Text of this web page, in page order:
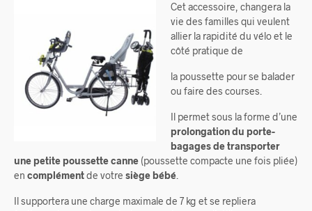
Cet accessoire, changera la
vie des familles qui veulent
allier la rapidité du vélo et le
côté pratique de
la poussette pour se balader
ou faire des courses.
Il permet sous la forme d’une
prolongation du porte-
bagages de transporter
une petite poussettecanne (poussette compacte une fois pliée)
en complémentde votre siège bébé.
Il supportera une charge maximale de 7 kg et se repliera